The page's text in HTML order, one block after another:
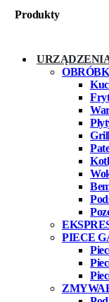
Produkty
PIECE